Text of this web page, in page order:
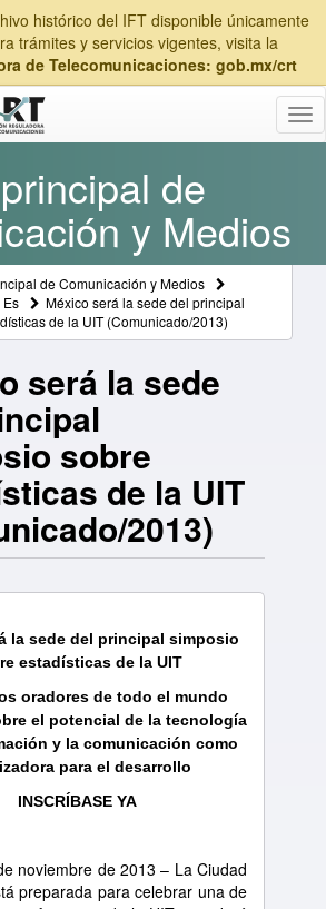
histórico del IFT disponible únicamente
trámites y servicios vigentes, visita la
de Telecomunicaciones: gob.mx/crt
de
y Medios
de Comunicación y Medios
Es
México será la sede del principal
de la UIT (Comunicado/2013)
será la sede
sobre
de la UIT
2013)
la sede del principal simposio
estadísticas de la UIT
oradores de todo el mundo
el potencial de la tecnología
y la comunicación como
para el desarrollo
INSCRÍBASE YA
noviembre de 2013 – La Ciudad
preparada para celebrar una de